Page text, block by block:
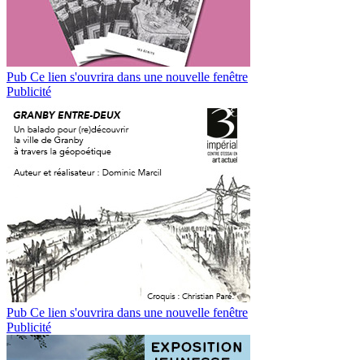
Pub Ce lien s'ouvrira dans une nouvelle fenêtre
Publicité
Pub Ce lien s'ouvrira dans une nouvelle fenêtre
Publicité